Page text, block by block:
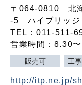
〒064-0810 北
-5 ハイブリッジ
TEL：011-511-
営業時間：8:30
販売可 工
http://itp.ne.jp/